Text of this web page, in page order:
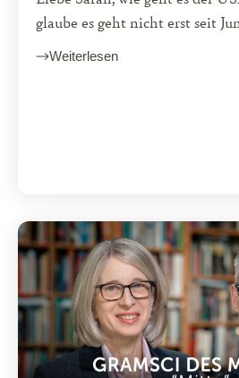
glaube es geht nicht erst seit
Weiterlesen